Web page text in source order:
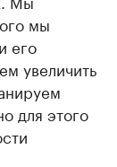
мы
его
увеличить
для этого